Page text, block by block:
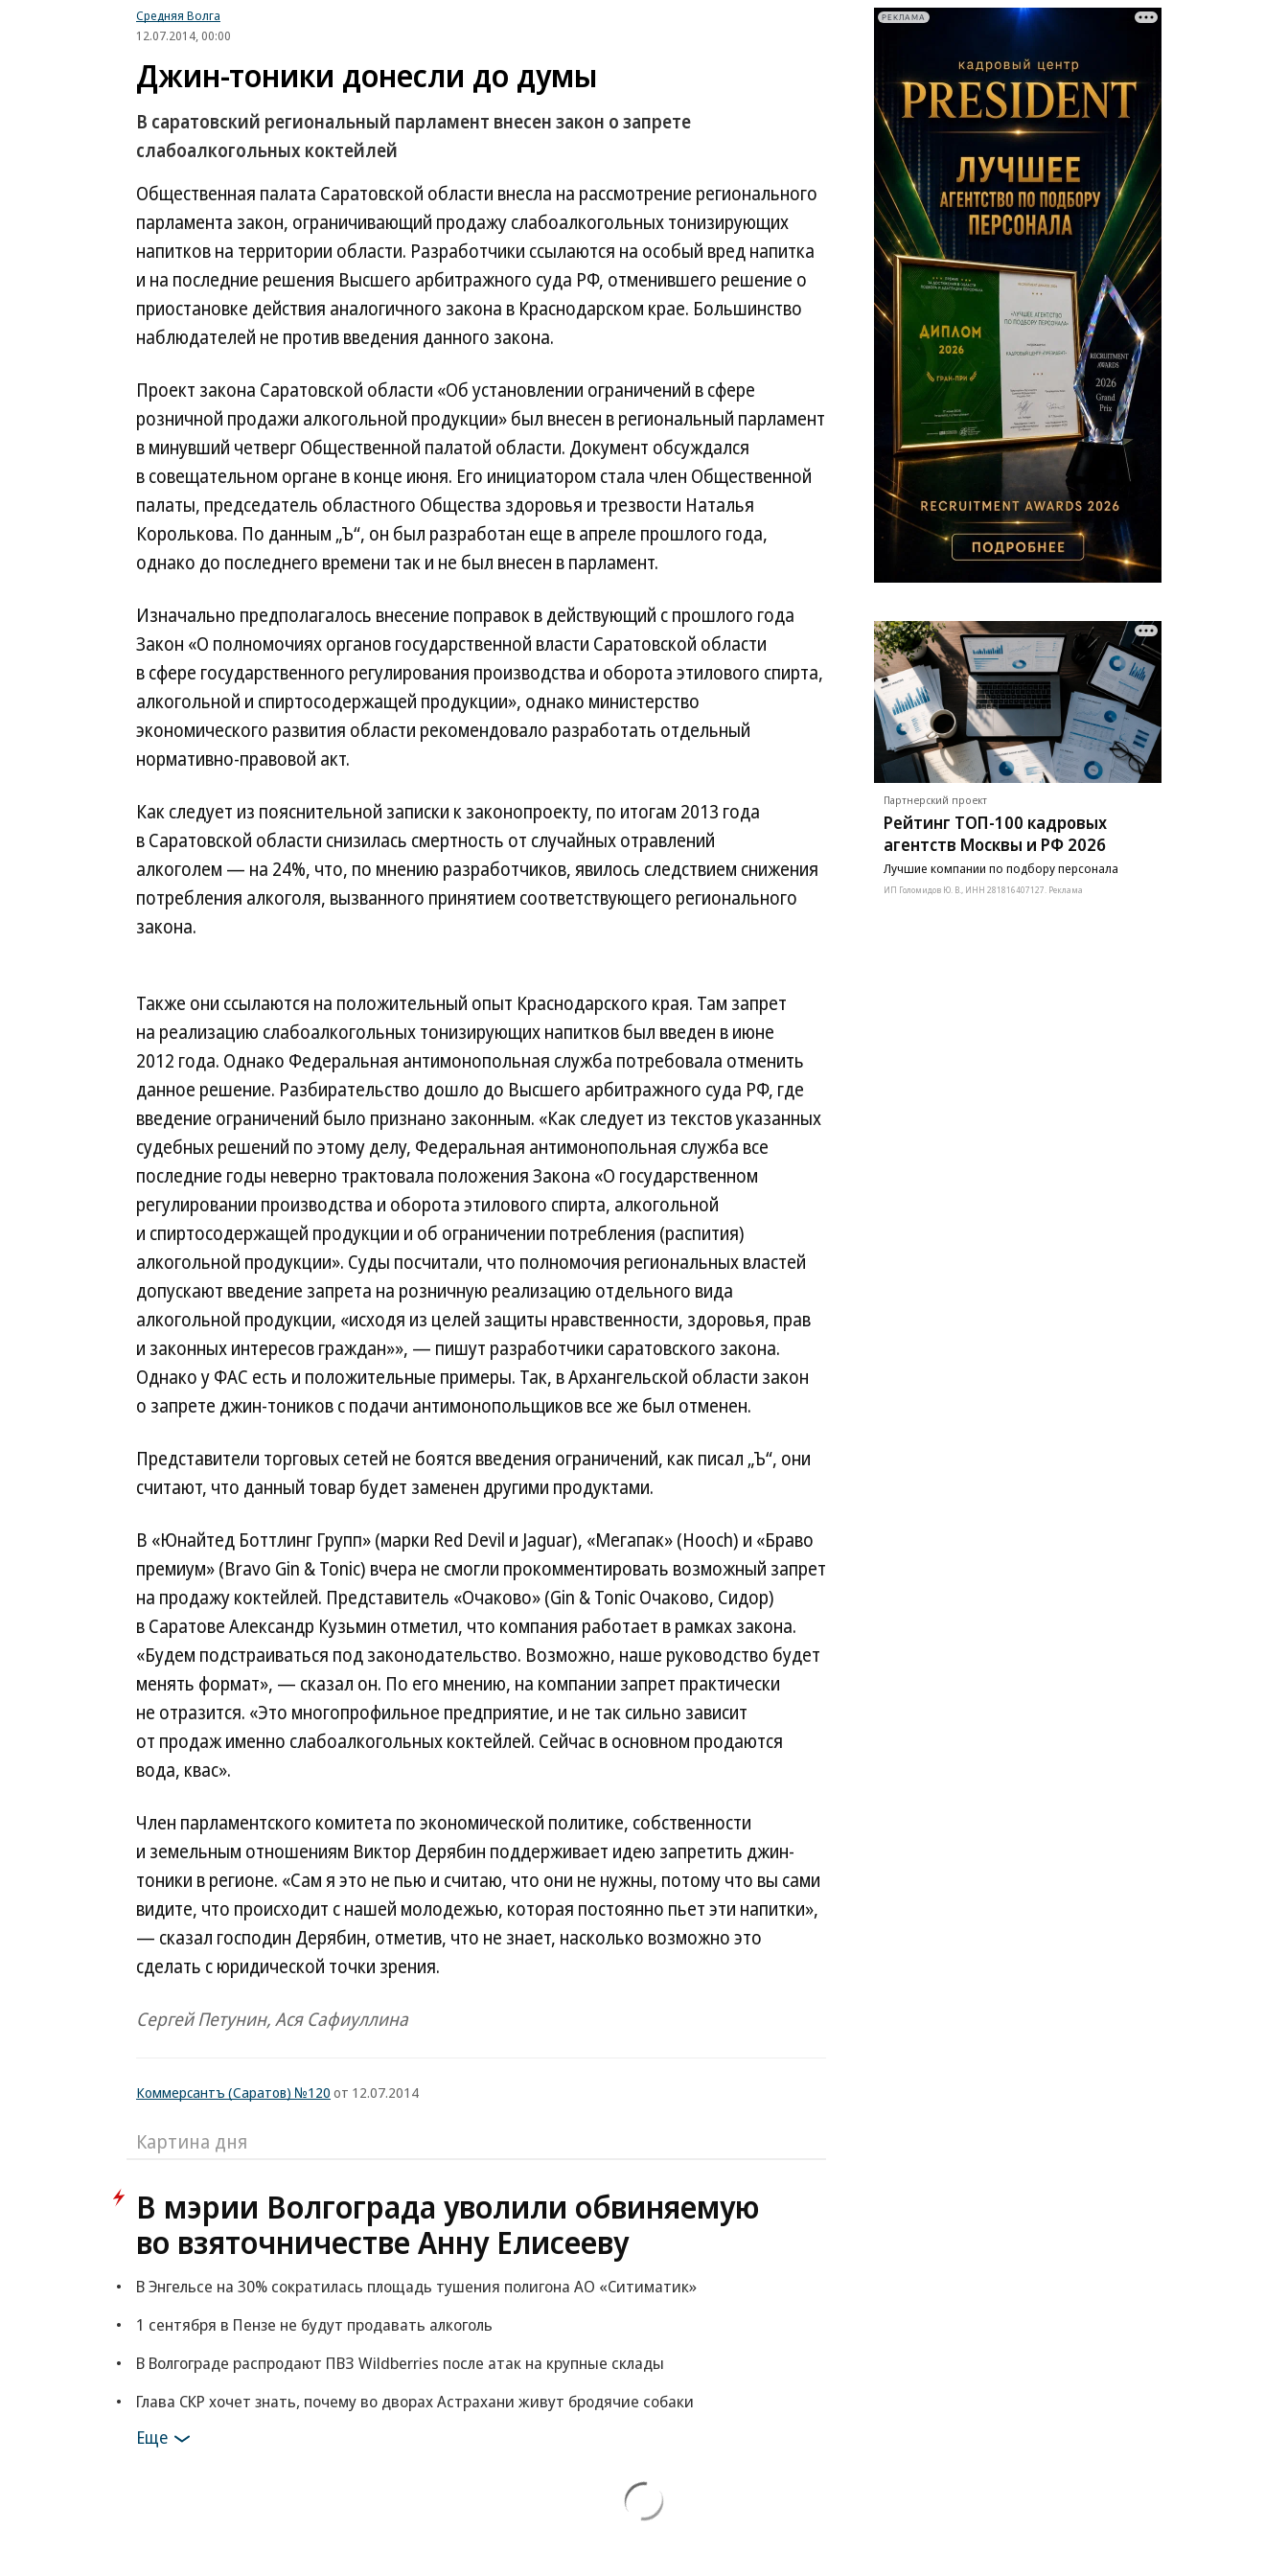
Средняя Волга
12.07.2014, 00:00
Джин-тоники донесли до думы
В саратовский региональный парламент внесен закон о запрете
слабоалкогольных коктейлей
Общественная палата Саратовской области внесла на рассмотрение регионального
парламента закон, ограничивающий продажу слабоалкогольных тонизирующих
напитков на территории области. Разработчики ссылаются на особый вред напитка
и на последние решения Высшего арбитражного суда РФ, отменившего решение о
приостановке действия аналогичного закона в Краснодарском крае. Большинство
наблюдателей не против введения данного закона.
Проект закона Саратовской области «Об установлении ограничений в сфере
розничной продажи алкогольной продукции» был внесен в региональный парламент
в минувший четверг Общественной палатой области. Документ обсуждался
в совещательном органе в конце июня. Его инициатором стала член Общественной
палаты, председатель областного Общества здоровья и трезвости Наталья
Королькова. По данным „Ъ“, он был разработан еще в апреле прошлого года,
однако до последнего времени так и не был внесен в парламент.
Изначально предполагалось внесение поправок в действующий с прошлого года
Закон «О полномочиях органов государственной власти Саратовской области
в сфере государственного регулирования производства и оборота этилового спирта,
алкогольной и спиртосодержащей продукции», однако министерство
экономического развития области рекомендовало разработать отдельный
нормативно-правовой акт.
Как следует из пояснительной записки к законопроекту, по итогам 2013 года
в Саратовской области снизилась смертность от случайных отравлений
алкоголем — на 24%, что, по мнению разработчиков, явилось следствием снижения
потребления алкоголя, вызванного принятием соответствующего регионального
закона.
Также они ссылаются на положительный опыт Краснодарского края. Там запрет
на реализацию слабоалкогольных тонизирующих напитков был введен в июне
2012 года. Однако Федеральная антимонопольная служба потребовала отменить
данное решение. Разбирательство дошло до Высшего арбитражного суда РФ, где
введение ограничений было признано законным. «Как следует из текстов указанных
судебных решений по этому делу, Федеральная антимонопольная служба все
последние годы неверно трактовала положения Закона «О государственном
регулировании производства и оборота этилового спирта, алкогольной
и спиртосодержащей продукции и об ограничении потребления (распития)
алкогольной продукции». Суды посчитали, что полномочия региональных властей
допускают введение запрета на розничную реализацию отдельного вида
алкогольной продукции, «исходя из целей защиты нравственности, здоровья, прав
и законных интересов граждан»», — пишут разработчики саратовского закона.
Однако у ФАС есть и положительные примеры. Так, в Архангельской области закон
о запрете джин-тоников с подачи антимонопольщиков все же был отменен.
Представители торговых сетей не боятся введения ограничений, как писал „Ъ“, они
считают, что данный товар будет заменен другими продуктами.
В «Юнайтед Боттлинг Групп» (марки Red Devil и Jaguar), «Мегапак» (Hooch) и «Браво
премиум» (Bravo Gin & Tonic) вчера не смогли прокомментировать возможный запрет
на продажу коктейлей. Представитель «Очаково» (Gin & Tonic Очаково, Сидор)
в Саратове Александр Кузьмин отметил, что компания работает в рамках закона.
«Будем подстраиваться под законодательство. Возможно, наше руководство будет
менять формат», — сказал он. По его мнению, на компании запрет практически
не отразится. «Это многопрофильное предприятие, и не так сильно зависит
от продаж именно слабоалкогольных коктейлей. Сейчас в основном продаются
вода, квас».
Член парламентского комитета по экономической политике, собственности
и земельным отношениям Виктор Дерябин поддерживает идею запретить джин-
тоники в регионе. «Сам я это не пью и считаю, что они не нужны, потому что вы сами
видите, что происходит с нашей молодежью, которая постоянно пьет эти напитки»,
— сказал господин Дерябин, отметив, что не знает, насколько возможно это
сделать с юридической точки зрения.
Сергей Петунин, Ася Сафиуллина
Коммерсантъ (Саратов) №120 от 12.07.2014
Картина дня
В мэрии Волгограда уволили обвиняемую
во взяточничестве Анну Елисееву
В Энгельсе на 30% сократилась площадь тушения полигона АО «Ситиматик»
1 сентября в Пензе не будут продавать алкоголь
В Волгограде распродают ПВЗ Wildberries после атак на крупные склады
Глава СКР хочет знать, почему во дворах Астрахани живут бродячие собаки
Еще
РЕКЛАМА
Партнерский проект
Рейтинг ТОП-100 кадровых
агентств Москвы и РФ 2026
Лучшие компании по подбору персонала
ИП Голомидов Ю. В., ИНН 281816407127. Реклама